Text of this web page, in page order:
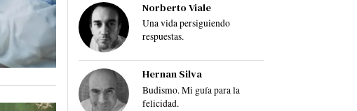
Norberto Viale
Una vida persiguiendo
respuestas.
Hernan Silva
Budismo. Mi guía para la
felicidad.